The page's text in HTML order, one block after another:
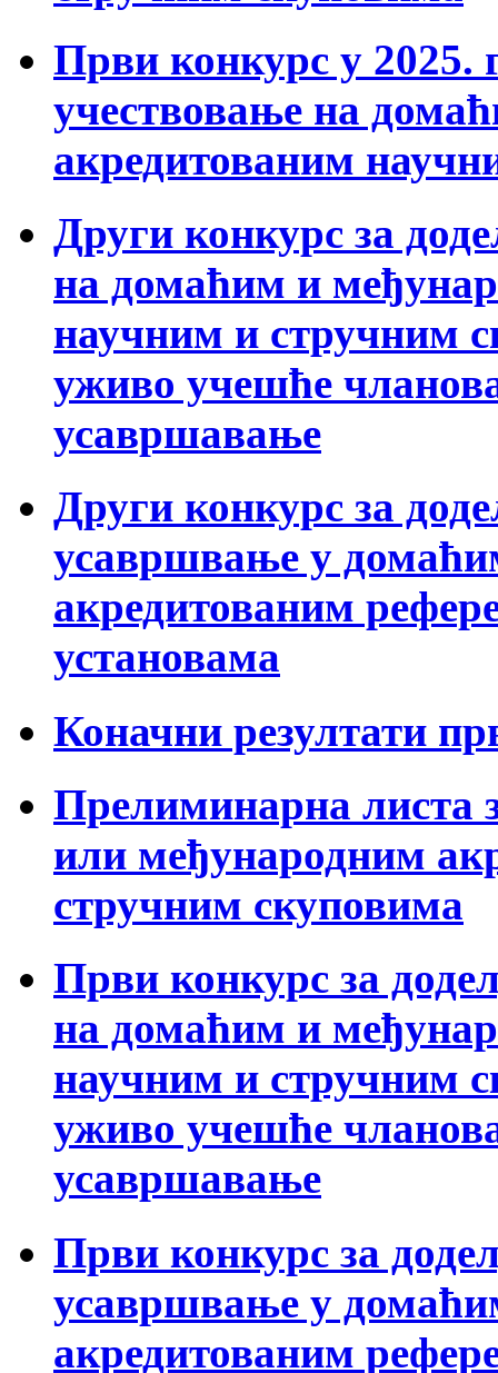
Први конкурс у 2025.
учествовање на
акредитованим
Други конкурс за
на домаћим и
научним и стручним
уживо учешће
усавршавање
Други конкурс за
усавршвање у
акредитованим
установама
Коначни резултати
Прелиминарна листа
или међународним
стручним скуповима
Први конкурс за
на домаћим и
научним и стручним
уживо учешће
усавршавање
Први конкурс за
усавршвање у
акредитованим